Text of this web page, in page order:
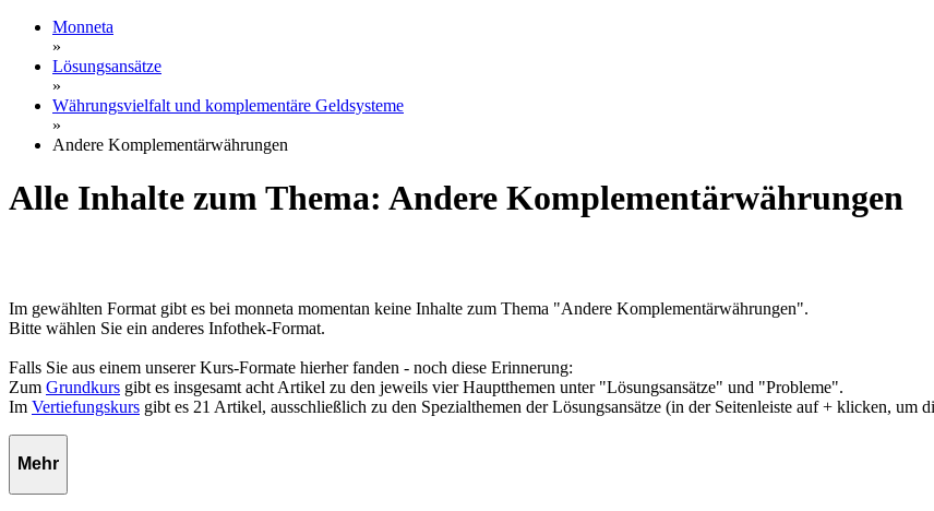
Monneta
»
Lösungsansätze
»
Währungsvielfalt und komplementäre Geldsysteme
»
Andere Komplementärwährungen
Alle Inhalte zum Thema: Andere Komplementärwährungen
Im gewählten Format gibt es bei monneta momentan keine Inhalte zum Thema "Andere Komplementärwährungen".
Bitte wählen Sie ein anderes Infothek-Format.
Falls Sie aus einem unserer Kurs-Formate hierher fanden - noch diese Erinnerung:
Zum Grundkurs gibt es insgesamt acht Artikel zu den jeweils vier Hauptthemen unter "Lösungsansätze" und "Probleme".
Im Vertiefungskurs gibt es 21 Artikel, ausschließlich zu den Spezialthemen der Lösungsansätze (in der Seitenleiste auf + klicken, um
Mehr